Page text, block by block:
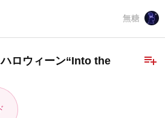
無糖
playlist_add
ロウィーン“Into the